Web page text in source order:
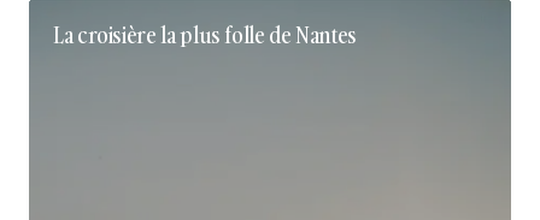
La croisière la plus folle de Nantes